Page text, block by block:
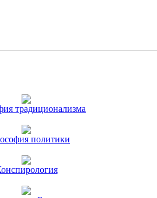
традиционализма
политики